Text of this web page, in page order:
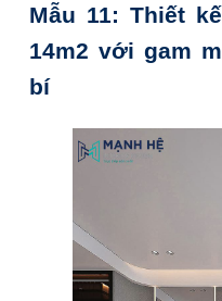
Mẫu 11: Thiết
14m2 với gam
bí